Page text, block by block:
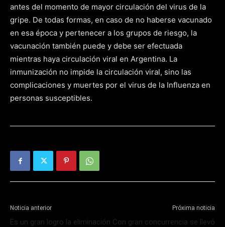
antes del momento de mayor circulación del virus de la
gripe. De todas formas, en caso de no haberse vacunado
en esa época y pertenecer a los grupos de riesgo, la
vacunación también puede y debe ser efectuada
mientras haya circulación viral en Argentina. La
inmunización no impide la circulación viral, sino las
complicaciones y muertes por el virus de la Influenza en
personas susceptibles.
Noticia anterior
Es un gran logro la eliminación
Próxima noticia
Con gran concurrencia se llevó